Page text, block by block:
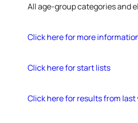
All age-group categories and
Click here for more
Click here for start lists
Click here for results from last